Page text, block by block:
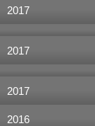
2017
2017
2017
2016